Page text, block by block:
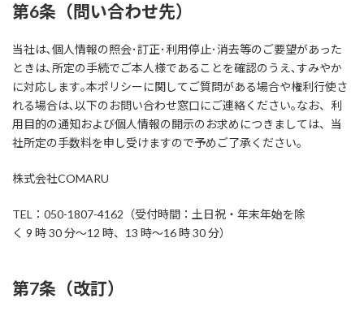
第6条（問い合わせ先）
当社は､個人情報の照会･訂正･利用停止･消去等のご要望があった
ときは､所定の手続でご本人様であることを確認のうえ､すみやか
に対応します｡本ポリシーに関してご質問がある場合や権利行使さ
れる場合は､以下のお問い合わせ窓口にご連絡ください｡なお、利
用目的の通知および個人情報の開示のお求めにつきましては、当
社所定の手数料を申し受けますので予めご了承ください。
株式会社COMARU
TEL：050-1807-4162（受付時間：土日祝・年末年始を除
く 9 時 30 分～12 時、13 時～16 時 30 分）
第7条（改訂）